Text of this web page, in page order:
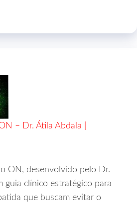
– Dr. Átila Abdala |
ON, desenvolvido pelo Dr.
guia clínico estratégico para
que buscam evitar o